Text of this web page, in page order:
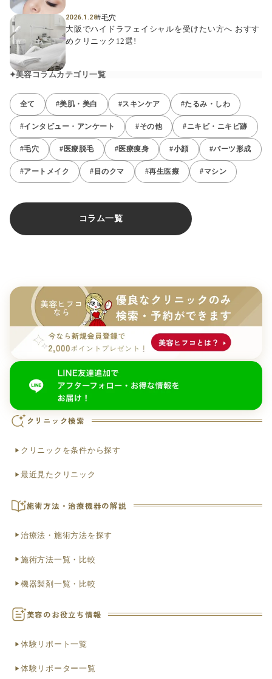
2026.1.28#毛穴
大阪でハイドラフェイシャルを受けたい方へ おすす
めクリニック12選!
美容コラムカテゴリ一覧
全て #美肌・美白 #スキンケア #たるみ・しわ
#インタビュー・アンケート #その他 #ニキビ・ニキビ跡
#毛穴 #医療脱毛 #医療痩身 #小顔 #パーツ形成
#アートメイク #目のクマ #再生医療 #マシン
コラム一覧
クリニック検索
クリニックを条件から探す
最近見たクリニック
施術方法・治療機器の解説
治療法・施術方法を探す
施術方法一覧・比較
機器製剤一覧・比較
美容のお役立ち情報
体験リポート一覧
体験リポーター一覧